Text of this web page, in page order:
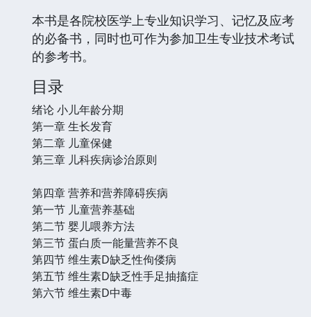
本书是各院校医学上专业知识学习、记忆及应考
的必备书，同时也可作为参加卫生专业技术考试
的参考书。
目录
绪论 小儿年龄分期
第一章 生长发育
第二章 儿童保健
第三章 儿科疾病诊治原则
第四章 营养和营养障碍疾病
第一节 儿童营养基础
第二节 婴儿喂养方法
第三节 蛋白质一能量营养不良
第四节 维生素D缺乏性佝偻病
第五节 维生素D缺乏性手足抽搐症
第六节 维生素D中毒